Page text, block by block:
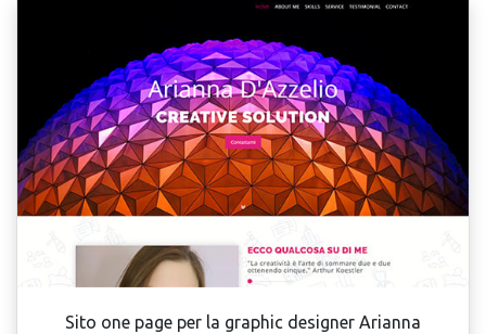
Sito one page per la graphic designer Arianna